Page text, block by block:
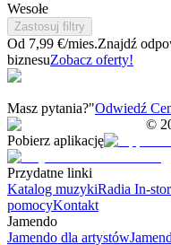
Wesołe
Zastosuj filtry
Od 7,99 €/mies.Znajdź
biznesuZobacz oferty!
Masz pytania?"Odwiedź
©
Pobierz aplikację
Przydatne linki
Katalog muzykiRadia In-
pomocyKontakt
Jamendo
Jamendo dla artystów